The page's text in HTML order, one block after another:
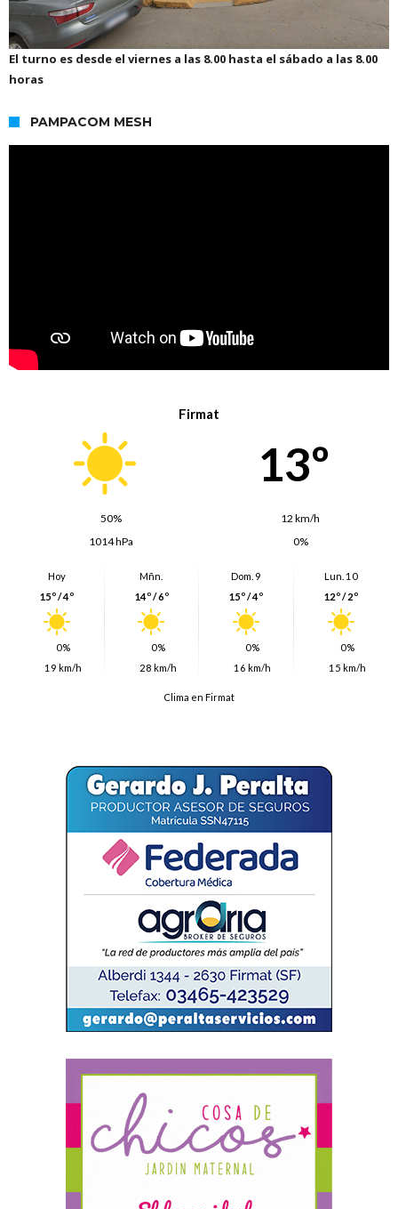
El turno es desde el viernes a las 8.00 hasta el sábado a las 8.00
horas
PAMPACOM MESH
Firmat
13º
50%
12 km/h
1014 hPa
0%
Hoy
15º / 4º
0%
19 km/h
Mñn.
14º / 6º
0%
28 km/h
Dom. 9
15º / 4º
0%
16 km/h
Lun. 10
12º / 2º
0%
15 km/h
Clima en Firmat